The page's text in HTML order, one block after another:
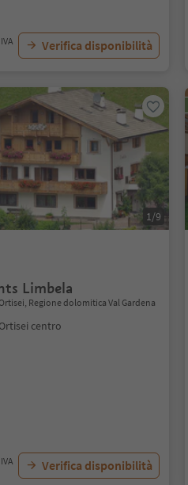
Verifica disponibilità
1/9
Limbela
Regione dolomitica Val Gardena
centro
Verifica disponibilità